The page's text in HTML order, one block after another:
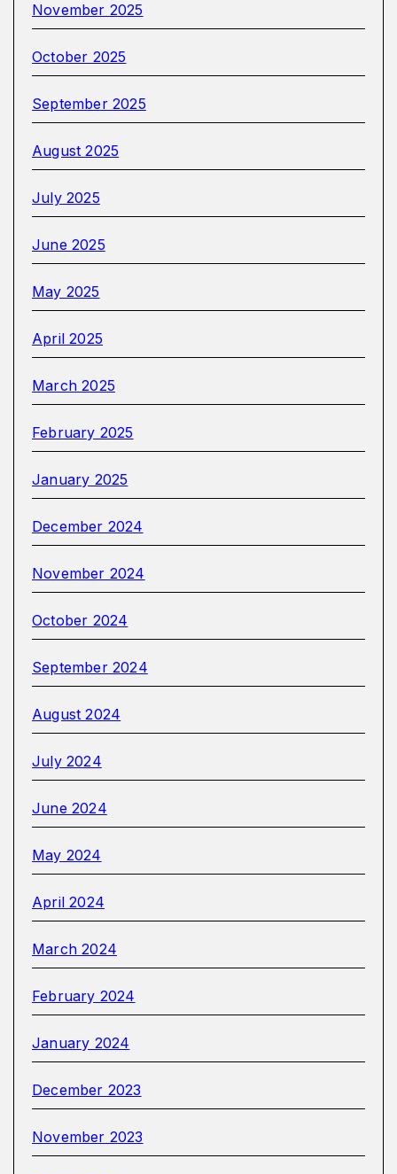
November 2025
October 2025
September 2025
August 2025
July 2025
June 2025
May 2025
April 2025
March 2025
February 2025
January 2025
December 2024
November 2024
October 2024
September 2024
August 2024
July 2024
June 2024
May 2024
April 2024
March 2024
February 2024
January 2024
December 2023
November 2023